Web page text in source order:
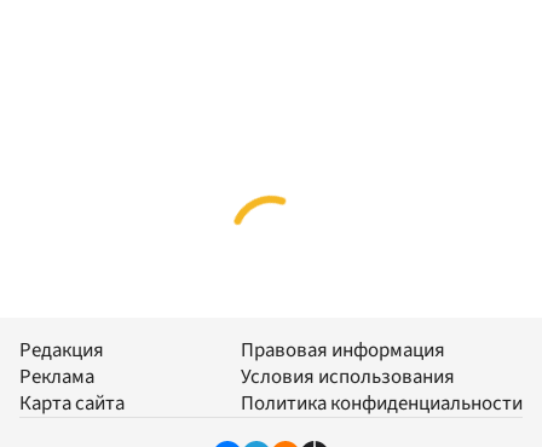
Редакция
Реклама
Карта сайта
Правовая информация
Условия использования
Политика конфиденциальности